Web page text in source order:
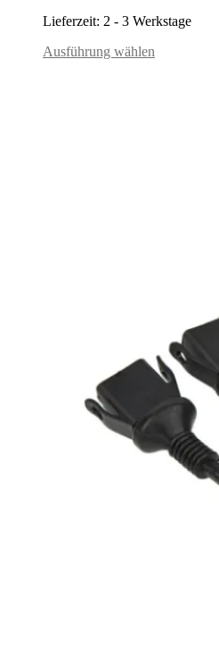
Lieferzeit: 2 - 3 Werkstage
Ausführung wählen